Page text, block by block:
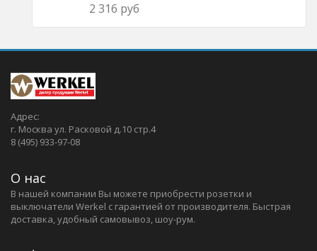
2 316 руб
Адрес:
г. Москва ул. Расковой д.10 стр.4
8 (495) 933-97-08
О нас
В нашей компании Вы можете приобрести розетки и
выключатели Werkel c гарантией от производителя. Быстрая
доставка, удобный самовывоз, шоу-рум.